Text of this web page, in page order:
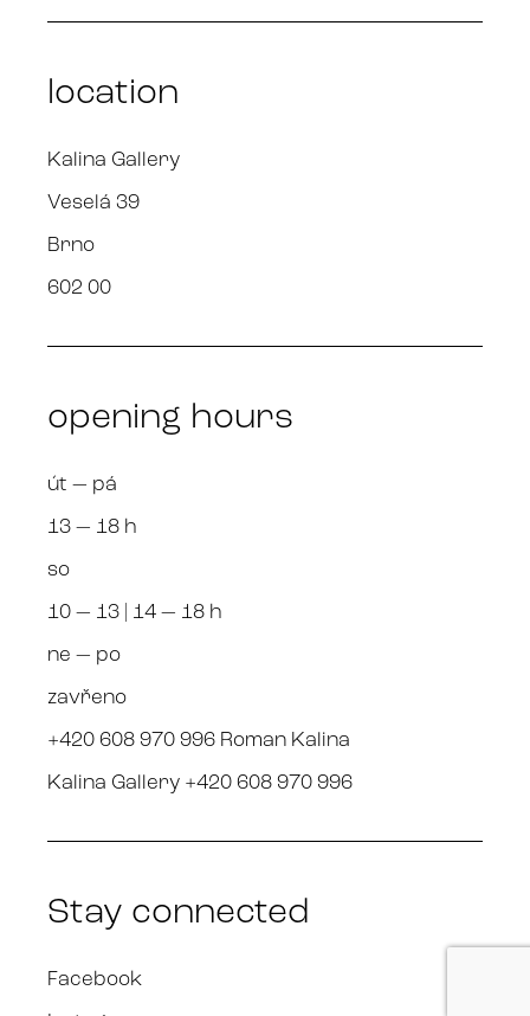
location
Kalina Gallery
Veselá 39
Brno
602 00
opening hours
út — pá
13 — 18 h
so
10 — 13 | 14 — 18 h
ne — po
zavřeno
+420 608 970 996 Roman Kalina
Kalina Gallery +420 608 970 996
Stay connected
Facebook